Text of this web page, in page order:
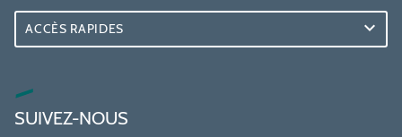
ACCÈS RAPIDES
SUIVEZ-NOUS